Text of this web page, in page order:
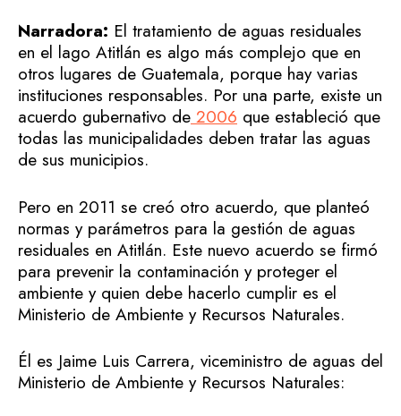
Narradora: El tratamiento de aguas residuales
en el lago Atitlán es algo más complejo que en
otros lugares de Guatemala, porque hay varias
instituciones responsables. Por una parte, existe un
acuerdo gubernativo de 2006 que estableció que
todas las municipalidades deben tratar las aguas
de sus municipios.
Pero en 2011 se creó otro acuerdo, que planteó
normas y parámetros para la gestión de aguas
residuales en Atitlán. Este nuevo acuerdo se firmó
para prevenir la contaminación y proteger el
ambiente y quien debe hacerlo cumplir es el
Ministerio de Ambiente y Recursos Naturales.
Él es Jaime Luis Carrera, viceministro de aguas del
Ministerio de Ambiente y Recursos Naturales: